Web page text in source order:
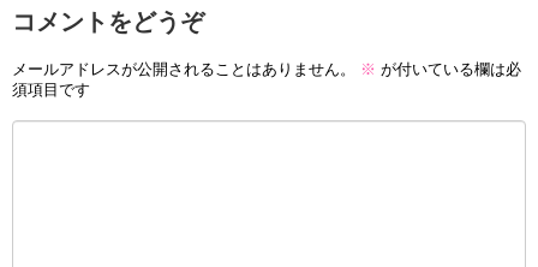
コメントをどうぞ
メールアドレスが公開されることはありません。 ※ が付いている欄は必
須項目です